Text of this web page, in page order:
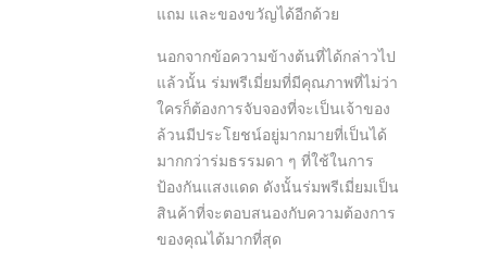
แถม และของขวัญได้อีกด้วย
นอกจากข้อความข้างต้นที่ได้กล่าวไป
แล้วนั้น ร่มพรีเมี่ยมที่มีคุณภาพที่ไม่ว่า
ใครก็ต้องการจับจองที่จะเป็นเจ้าของ
ล้วนมีประโยชน์อยู่มากมายที่เป็นได้
มากกว่าร่มธรรมดา ๆ ที่ใช้ในการ
ป้องกันแสงแดด ดังนั้นร่มพรีเมี่ยมเป็น
สินค้าที่จะตอบสนองกับความต้องการ
ของคุณได้มากที่สุด